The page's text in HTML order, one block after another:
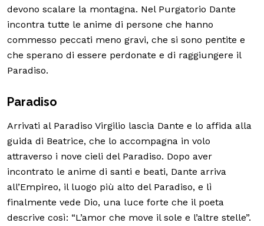
devono scalare la montagna. Nel Purgatorio Dante
incontra tutte le anime di persone che hanno
commesso peccati meno gravi, che si sono pentite e
che sperano di essere perdonate e di raggiungere il
Paradiso.
Paradiso
Arrivati al Paradiso Virgilio lascia Dante e lo affida alla
guida di Beatrice, che lo accompagna in volo
attraverso i nove cieli del Paradiso. Dopo aver
incontrato le anime di santi e beati, Dante arriva
all’Empireo, il luogo più alto del Paradiso, e lì
finalmente vede Dio, una luce forte che il poeta
descrive così: “L’amor che move il sole e l’altre stelle”.